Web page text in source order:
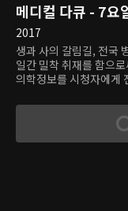
메디컬 다큐 - 7요
2017
생과 사의 갈림길, 전국
일간 밀착 취재를 함으
의학정보를 시청자에게